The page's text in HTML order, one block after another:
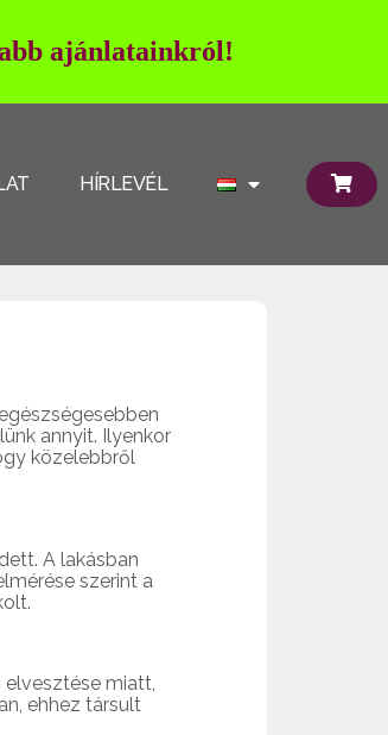
ajánlatainkról!
HÍRLEVÉL
annyit. Ilyenkor
közelebbről
A lakásban
szerint a
miatt,
ehhez társult